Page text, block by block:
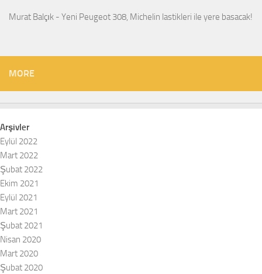
Murat Balçık - Yeni Peugeot 308, Michelin lastikleri ile yere basacak!
MORE
Arşivler
Eylül 2022
Mart 2022
Şubat 2022
Ekim 2021
Eylül 2021
Mart 2021
Şubat 2021
Nisan 2020
Mart 2020
Şubat 2020